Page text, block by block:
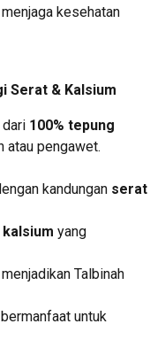
kesehatan
Serat & Kalsium
100% tepung
atau pengawet.
kandungan serat
kalsium yang
Talbinah
untuk